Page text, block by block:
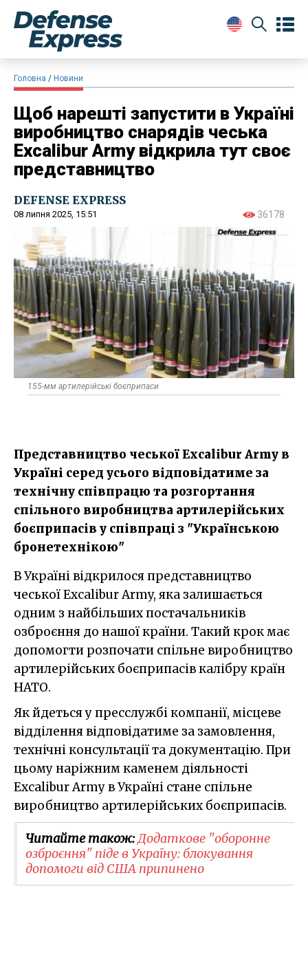
Головна Новини
Щоб нарешті запустити в Україні
виробництво снарядів чеська
Excalibur Army відкрила тут своє
представництво
DEFENSE EXPRESS
08 липня 2025, 15:51 36178
155-мм артилерійські боєприпаси
Представництво чеської Excalibur Army в
Україні серед усього відповідатиме за
технічну співпрацю та розгортання
спільного виробництва артилерійських
боєприпасів у співпраці з "Українською
бронетехнікою"
В Україні відкрилося представництво
чеської Excalibur Army, яка залишається
одним з найбільших постачальників
озброєння до нашої країни. Такий крок має
допомогти розпочати спільне виробництво
артилерійських боєприпасів калібру країн
НАТО.
Як йдеться у пресслужбі компанії, місцеве
відділення відповідатиме за замовлення,
технічні консультації та документацію. При
цьому наріжним каменем діяльності
Excalibur Army в Україні стане спільне
виробництво артилерійських боєприпасів.
Читайте також:Додаткове "оборонне
озброєння" піде в Україну: блокування
допомоги від США припинено